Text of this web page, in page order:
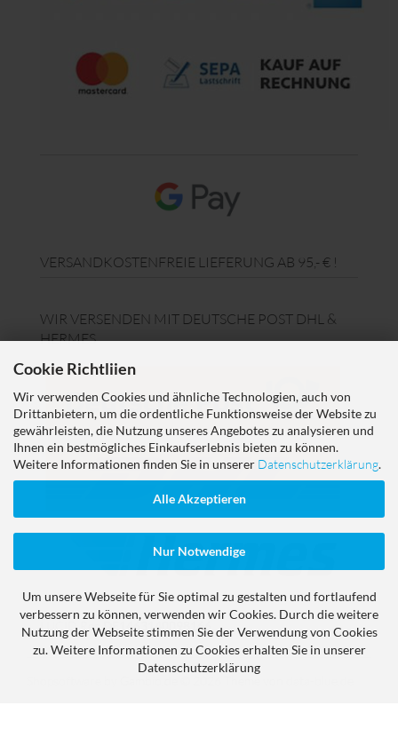
Cookie Richtliien
Wir verwenden Cookies und ähnliche Technologien, auch von
Drittanbietern, um die ordentliche Funktionsweise der Website zu
gewährleisten, die Nutzung unseres Angebotes zu analysieren und
Ihnen ein bestmögliches Einkaufserlebnis bieten zu können.
Weitere Informationen finden Sie in unserer Datenschutzerklärung.
Alle Akzeptieren
Nur Notwendige
Um unsere Webseite für Sie optimal zu gestalten und fortlaufend
verbessern zu können, verwenden wir Cookies. Durch die weitere
Nutzung der Webseite stimmen Sie der Verwendung von Cookies
zu. Weitere Informationen zu Cookies erhalten Sie in unserer
Datenschutzerklärung
VERSANDKOSTENFREIE LIEFERUNG AB 95,- € !
WIR VERSENDEN MIT DEUTSCHE POST DHL &
HERMES
LUCID RegDE1463140098166